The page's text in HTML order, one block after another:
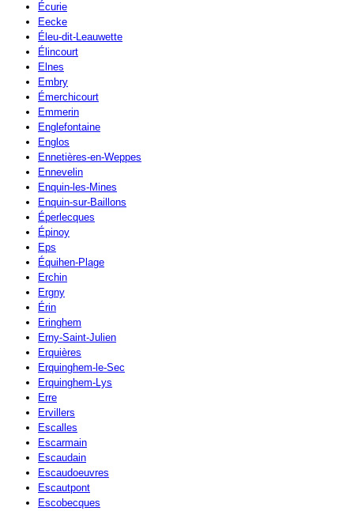
Écurie
Eecke
Éleu-dit-Leauwette
Élincourt
Elnes
Embry
Émerchicourt
Emmerin
Englefontaine
Englos
Ennetières-en-Weppes
Ennevelin
Enquin-les-Mines
Enquin-sur-Baillons
Éperlecques
Épinoy
Eps
Équihen-Plage
Erchin
Ergny
Érin
Eringhem
Erny-Saint-Julien
Erquières
Erquinghem-le-Sec
Erquinghem-Lys
Erre
Ervillers
Escalles
Escarmain
Escaudain
Escaudoeuvres
Escautpont
Escobecques